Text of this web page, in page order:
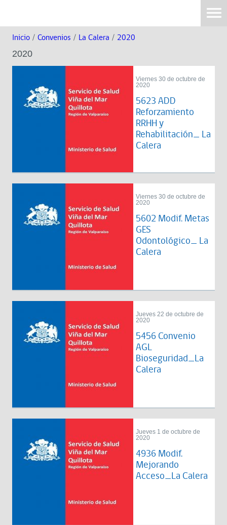
Inicio / Convenios / La Calera / 2020
2020
Viernes 30 de octubre de
2020
5623 ADD
Reforzamiento
RRHH y
Rehabilitación_ La
Calera
Viernes 30 de octubre de
2020
5602 Modif. Metas
GES
Odontológico_ La
Calera
Jueves 22 de octubre de
2020
5456 Convenio
AGL
Bioseguridad_La
Calera
Jueves 1 de octubre de
2020
4936 Modif.
Mejorando
Acceso_La Calera